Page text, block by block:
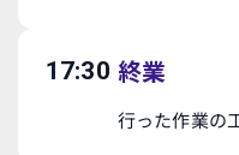
17:30 終業
行った作業の